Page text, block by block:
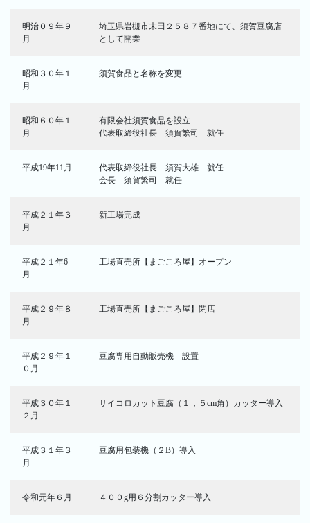
明治０９年９
月
埼玉県岩槻市末田２５８７番地にて、須賀豆腐店
として開業
昭和３０年１
月
須賀食品と名称を変更
昭和６０年１
月
有限会社須賀食品を設立
代表取締役社長 須賀繁司 就任
平成19年11月
代表取締役社長 須賀大雄 就任
会長 須賀繁司 就任
平成２１年３
月
新工場完成
平成２１年6
月
工場直売所【まごころ屋】オープン
平成２９年８
月
工場直売所【まごころ屋】閉店
平成２９年１
０月
豆腐専用自動販売機 設置
平成３０年１
２月
サイコロカット豆腐（１，５cm角）カッター導入
平成３１年３
月
豆腐用包装機（２B）導入
令和元年６月 ４００g用６分割カッター導入